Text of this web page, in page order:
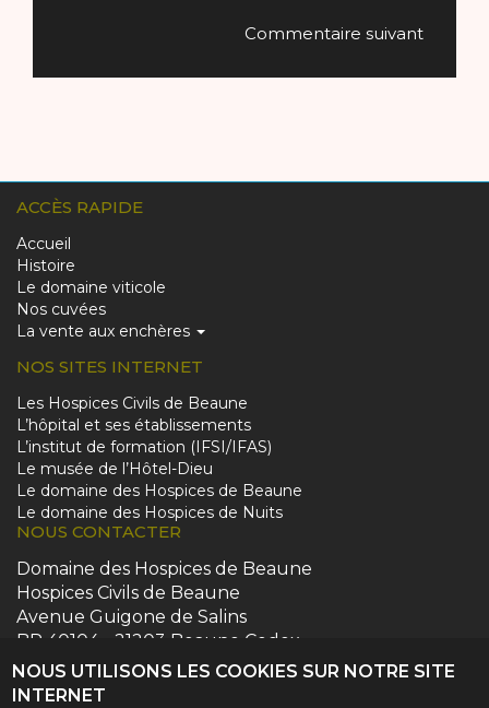
Commentaire suivant
ACCÈS RAPIDE
Main
navigation
Accueil
Histoire
Le domaine viticole
Nos cuvées
La vente aux enchères
NOS SITES INTERNET
Pied
de
page
(lien
des
sites)
Les Hospices Civils de Beaune
L’hôpital et ses établissements
L’institut de formation (IFSI/IFAS)
Le musée de l’Hôtel-Dieu
Le domaine des Hospices de Beaune
Le domaine des Hospices de Nuits
NOUS CONTACTER
Adresse
postale
Domaine des Hospices de Beaune
Hospices Civils de Beaune
Avenue Guigone de Salins
BP 40104 - 21203 Beaune Cedex
ventehospicesdebeaune@ch-beaune.fr
communication@ch-beaune.fr
NOUS UTILISONS LES COOKIES SUR NOTRE SITE
INTERNET